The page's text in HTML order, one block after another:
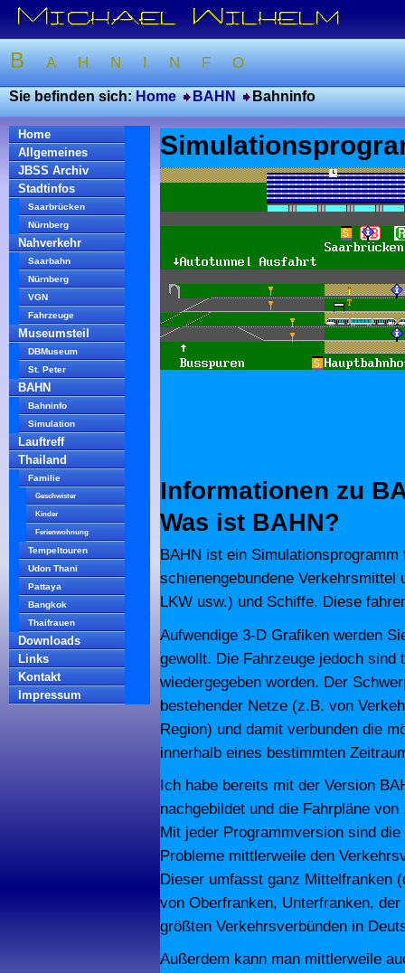
Bahninfo
Sie befinden sich:Home BAHN Bahninfo
Home
Allgemeines
JBSS Archiv
Stadtinfos
Saarbrücken
Nürnberg
Nahverkehr
Saarbahn
Nürnberg
VGN
Fahrzeuge
Museumsteil
DBMuseum
St. Peter
BAHN
Bahninfo
Simulation
Lauftreff
Thailand
Familie
Geschwister
Kinder
Ferienwohnung
Tempeltouren
Udon Thani
Pattaya
Bangkok
Thaifrauen
Downloads
Links
Kontakt
Impressum
Informationen zu
Was ist BAHN?
BAHN ist ein
schienengebundene
LKW usw.) und Schiffe. Diese
Aufwendige 3-D Grafiken werden
gewollt. Die Fahrzeuge jedoch
wiedergegeben worden. Der
bestehender Netze (z.B. von
Region) und damit verbunden die
innerhalb eines bestimmten
Ich habe bereits mit der Version
nachgebildet und die Fahrpläne
Mit jeder Programmversion sind
Probleme mittlerweile den
Dieser umfasst ganz Mittelfranken
von Oberfranken, Unterfranken,
größten Verkehrsverbünden in
Außerdem kann man mittlerweile